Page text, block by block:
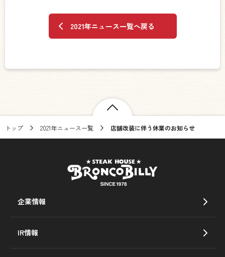
2021年ニュース一覧へ戻る
トップ 2021年ニュース一覧 店舗改装に伴う休業のお知らせ
企業情報
IR情報